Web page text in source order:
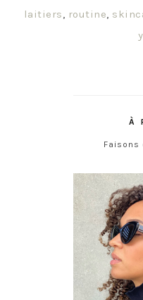
laitiers
routine
À
Faisons